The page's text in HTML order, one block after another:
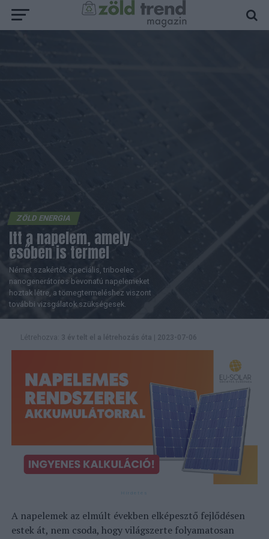
ZÖLD ENERGIA
Itt a napelem, amely
esőben is termel
Német szakértők speciális, triboelec
nanogenerátoros bevonatú napelemeket
hoztak létre, a tömegtermeléshez viszont
további vizsgálatok szükségesek.
Létrehozva: 3 év telt el a létrehozás óta 2023-07-06
A napelemek az elmúlt években elképesztő fejlődésen
estek át, nem csoda, hogy világszerte folyamatosan